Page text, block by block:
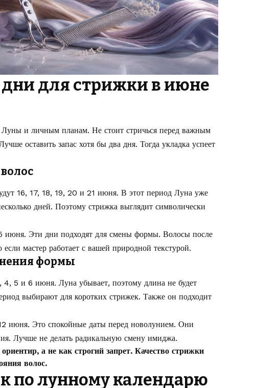
для стрижки в июне
и личным планам. Не стоит стричься перед важным
оставить запас хотя бы два дня. Тогда укладка успеет
16, 17, 18, 19, 20 и 21 июня. В этот период Луна уже
дней. Поэтому стрижка выглядит символически
Эти дни подходят для смены формы. Волосы после
мастер работает с вашей природной текстурой.
формы
5 и 6 июня. Луна убывает, поэтому длина не будет
выбирают для коротких стрижек. Также он подходит
июня. Это спокойные даты перед новолунием. Они
Лучше не делать радикальную смену имиджа.
а не как строгий запрет. Качество стрижки
волос.
по лунному календарю